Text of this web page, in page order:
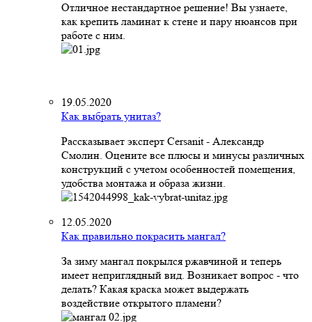
Отличное нестандартное решение! Вы узнаете,
как крепить ламинат к стене и пару нюансов при
работе с ним.
19.05.2020
Как выбрать унитаз?
Рассказывает эксперт Cersanit - Александр
Смолин. Оцените все плюсы и минусы различных
конструкций с учетом особенностей помещения,
удобства монтажа и образа жизни.
12.05.2020
Как правильно покрасить мангал?
За зиму мангал покрылся ржавчиной и теперь
имеет неприглядный вид. Возникает вопрос - что
делать? Какая краска может выдержать
воздействие открытого пламени?